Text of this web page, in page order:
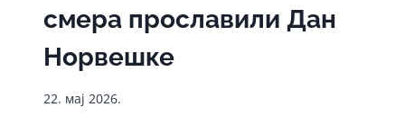
смера прославили Дан
Норвешке
22. мај 2026.